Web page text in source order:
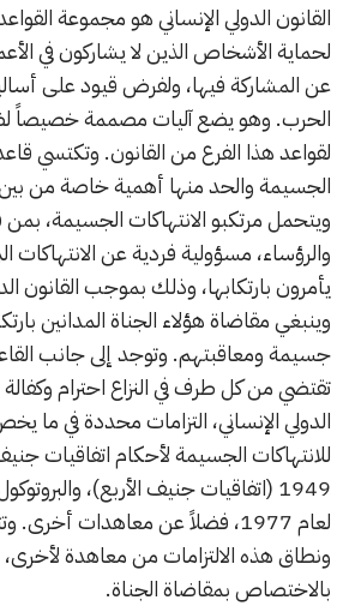
القانون الدولي الإنساني هو مجموعة
لحماية الأشخاص الذين لا يشاركون في
عن المشاركة فيها، ولفرض قيود على
الحرب. وهو يضع آليات مصممة خصيصاً
لقواعد هذا الفرع من القانون. وتكتسي
الجسيمة والحد منها أهمية خاصة من
ويتحمل مرتكبو الانتهاكات الجسيمة، بمن
والرؤساء، مسؤولية فردية عن الانتهاكات
يأمرون بارتكابها، وذلك بموجب القانون
وينبغي مقاضاة هؤلاء الجناة المدانين
جسيمة ومعاقبتهم. وتوجد إلى جانب
تقتضي من كل طرف في النزاع احترام وكفالة
الدولي الإنساني، التزامات محددة في ما
للانتهاكات الجسيمة لأحكام اتفاقيات
1949 (اتفاقيات جنيف الأربع)،
لعام 1977، فضلاً عن معاهدات
ونطاق هذه الالتزامات من معاهدة لأخرى،
بالاختصاص بمقاضاة الجناة.